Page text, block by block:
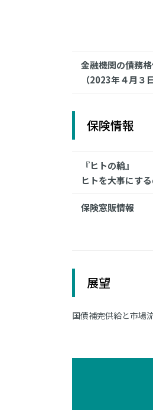
金融機関の債務
（2023年４月３
保険情報
『ヒトの輪』
ヒトを大事にす
保険窓販情報
展望
国債補完供給と市場